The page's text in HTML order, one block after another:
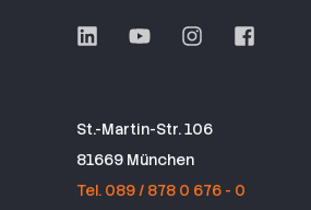
St.-Martin-Str. 106
81669 München
Tel. 089 / 878 0 676 - 0